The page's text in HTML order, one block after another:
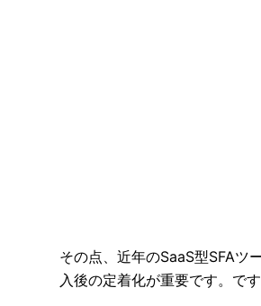
その点、近年のSaaS型SFAツ
入後の定着化が重要です。で